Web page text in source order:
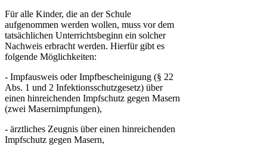
Für alle Kinder, die an der Schule
aufgenommen werden wollen, muss vor dem
tatsächlichen Unterrichtsbeginn ein solcher
Nachweis erbracht werden. Hierfür gibt es
folgende Möglichkeiten:
- Impfausweis oder Impfbescheinigung (§ 22
Abs. 1 und 2 Infektionsschutzgesetz) über
einen hinreichenden Impfschutz gegen Masern
(zwei Masernimpfungen),
- ärztliches Zeugnis über einen hinreichenden
Impfschutz gegen Masern,